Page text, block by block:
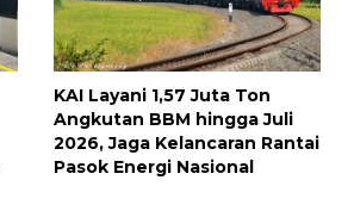
KAI Layani 1,57 Juta Ton
Angkutan BBM hingga Juli
2026, Jaga Kelancaran Rantai
Pasok Energi Nasional